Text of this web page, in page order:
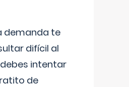
demanda te
difícil al
intentar
de